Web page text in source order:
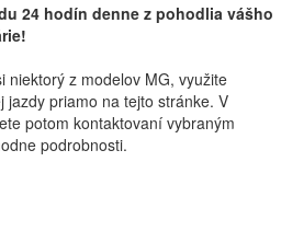
24 hodín denne z pohodlia vášho
niektorý z modelov MG, využite
jazdy priamo na tejto stránke. V
potom kontaktovaní vybraným
podrobnosti.